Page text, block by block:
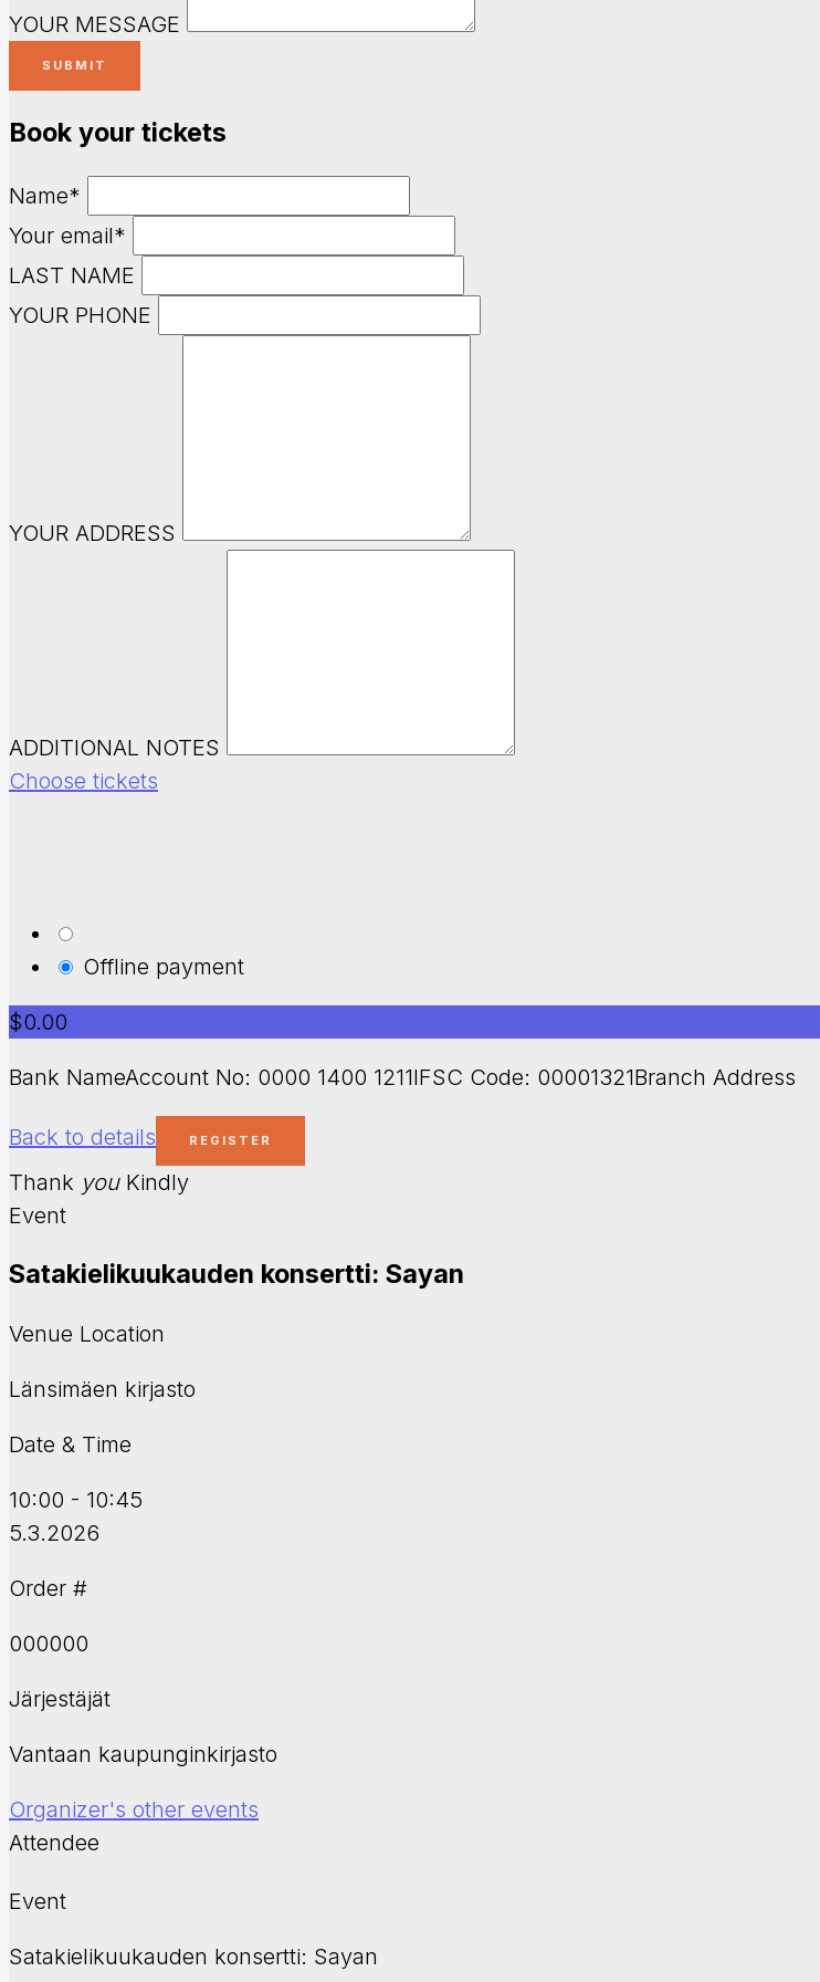
YOUR MESSAGE
Book your tickets
Name*
Your email*
LAST NAME
YOUR PHONE
YOUR ADDRESS
ADDITIONAL NOTES
Choose tickets
Offline payment
$0.00
Bank NameAccount No: 0000 1400 1211IFSC Code: 00001321Branch Address
Back to details
Thank youKindly
Event
Satakielikuukauden konsertti: Sayan
Venue Location
Länsimäen kirjasto
Date & Time
10:00 - 10:45
5.3.2026
Order #
000000
Järjestäjät
Vantaan kaupunginkirjasto
Organizer's other events
Attendee
Event
Satakielikuukauden konsertti: Sayan